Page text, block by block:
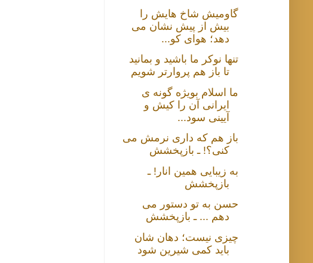
گاومیش شاخ هایش را
بیش از پیش نشان می
دهد؛ هوای کو...
تنها نوکر ما باشید و بمانید
تا باز هم پروارتر شویم
ما اسلام بویژه گونه ی
ایرانی آن را کیش و
آیینی سود...
باز هم که داری نرمش می
کنی؟! ـ بازپخشش
به زیبایی همین انار! ـ
بازپخشش
حسن به تو دستور می
دهم ... ـ بازپخشش
چیزی نیست؛ دهان شان
باید کمی شیرین شود